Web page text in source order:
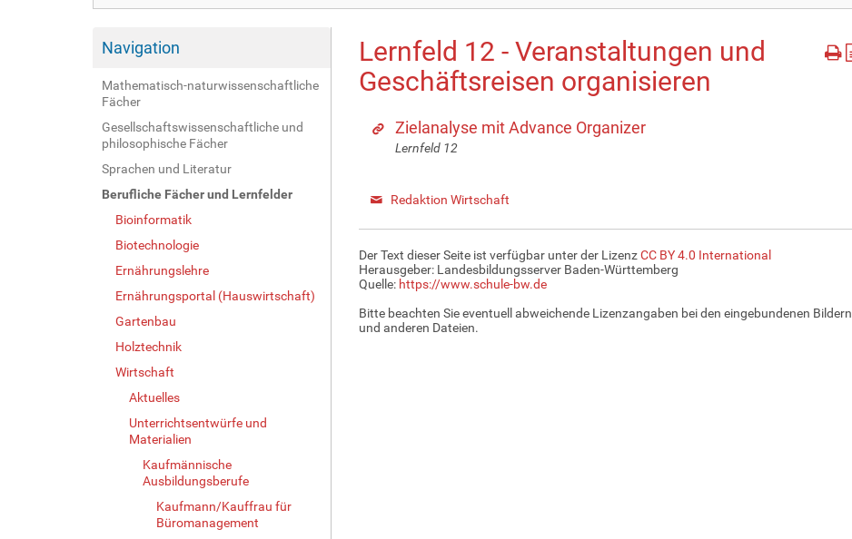
Navigation
Mathematisch-naturwissenschaftliche
Fächer
Gesellschaftswissenschaftliche und
philosophische Fächer
Sprachen und Literatur
Berufliche Fächer und Lernfelder
Bioinformatik
Biotechnologie
Ernährungslehre
Ernährungsportal (Hauswirtschaft)
Gartenbau
Holztechnik
Wirtschaft
Aktuelles
Unterrichtsentwürfe und
Materialien
Kaufmännische
Ausbildungsberufe
Kaufmann/Kauffrau für
Büromanagement
Lernfeld 12 - Veranstaltungen und
Geschäftsreisen organisieren
Zielanalyse mit Advance Organizer
Lernfeld 12
Redaktion Wirtschaft
Der Text dieser Seite ist verfügbar unter der LizenzCC BY 4.0 International
Herausgeber: Landesbildungsserver Baden-Württemberg
Quelle: https://www.schule-bw.de
Bitte beachten Sie eventuell abweichende Lizenzangaben bei den eingebundenen Bildern
und anderen Dateien.